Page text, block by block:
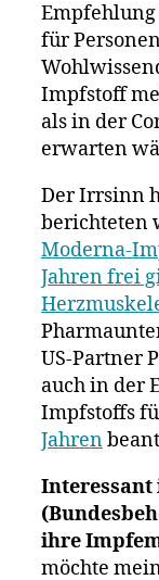
für
Impfstoff
als in der
erwarten
Der Irrsinn
berichteten
Moderna-
Jahren frei
US-Partner
auch in der
Impfstoffs
Jahren
Interessant
ihre
möchte